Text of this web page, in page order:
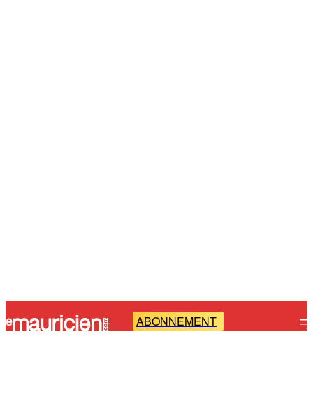
- ABONNEMENT